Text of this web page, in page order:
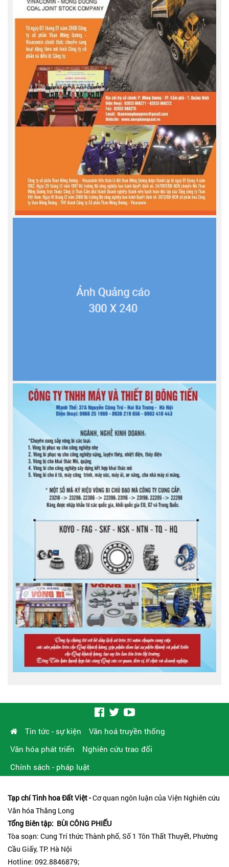
Tin tức - sự kiện
Văn hoá truyền thống
Văn hóa phát triển
Nghiên cứu trao đổi
Chính sách - pháp luật
Tạp chí Tinh hoa Đất Việt -Cơ quan ngôn luận của Viện Nghiên cứu
Văn hóa Thăng Long
Tổng Biên tập: BÙI CÔNG PHIẾU
Tòa soạn: Cung Trí thức Thành phố, Số 1 Tôn Thất Thuyết, Phường
Cầu Giấy, TP. Hà Nội
Hotline: 092.8846879;